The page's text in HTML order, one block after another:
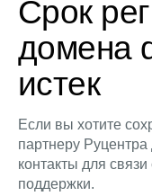
Срок
домена
истек
Если вы хотите
партнеру
контакты для
поддержки.